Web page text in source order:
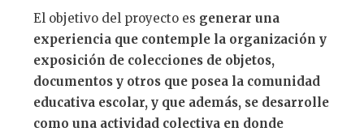
El objetivo del proyecto es generar una
experiencia que contemple la organización y
exposición de colecciones de objetos,
documentos y otros que posea la comunidad
educativa escolar, y que además, se desarrolle
como una actividad colectiva en donde